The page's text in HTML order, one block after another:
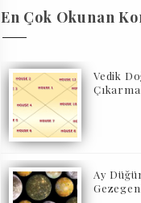
En Çok Okunan
Vedik
Ay